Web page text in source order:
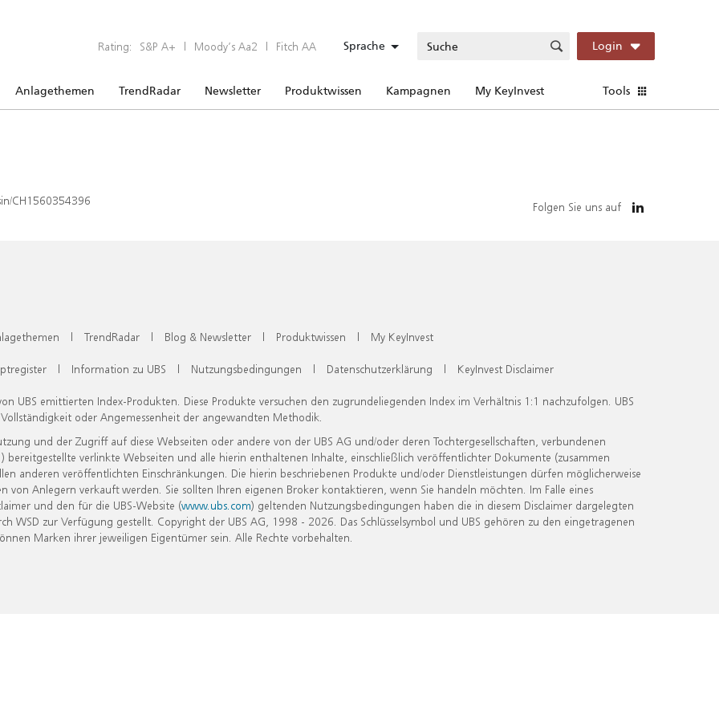
Rating: S&P A+ | Moody’s Aa2 | Fitch AA Sprache Login
Anlagethemen TrendRadar Newsletter Produktwissen Kampagnen My KeyInvest Tools
CH1560354396 Folgen Sie uns auf
| TrendRadar | Blog & Newsletter | Produktwissen | My KeyInvest
| Information zu UBS | Nutzungsbedingungen | Datenschutzerklärung | KeyInvest Disclaimer
UBS emittierten Index-Produkten. Diese Produkte versuchen den zugrundeliegenden Index im Verhältnis 1:1 nachzufolgen. UBS
oder Angemessenheit der angewandten Methodik.
und der Zugriff auf diese Webseiten oder andere von der UBS AG und/oder deren Tochtergesellschaften, verbundenen
verlinkte Webseiten und alle hierin enthaltenen Inhalte, einschließlich veröffentlichter Dokumente (zusammen
anderen veröffentlichten Einschränkungen. Die hierin beschriebenen Produkte und/oder Dienstleistungen dürfen möglicherweise
Anlegern verkauft werden. Sie sollten Ihren eigenen Broker kontaktieren, wenn Sie handeln möchten. Im Falle eines
und den für die UBS-Website (www.ubs.com) geltenden Nutzungsbedingungen haben die in diesem Disclaimer dargelegten
zur Verfügung gestellt. Copyright der UBS AG, 1998 - 2026. Das Schlüsselsymbol und UBS gehören zu den eingetragenen
Marken ihrer jeweiligen Eigentümer sein. Alle Rechte vorbehalten.